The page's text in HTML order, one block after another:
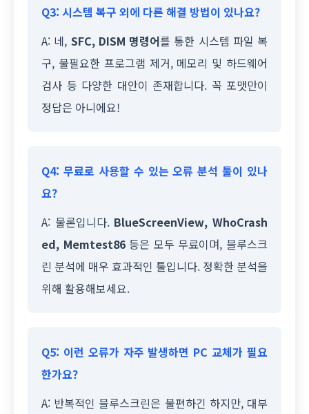
Q3: 시스템 복구 외에 다른 해결 방법이 있나요?
A: 네, SFC, DISM 명령어를 통한 시스템 파일 복
구, 불필요한 프로그램 제거, 메모리 및 하드웨어
검사 등 다양한 대안이 존재합니다. 꼭 포맷만이
정답은 아니에요!
Q4: 무료로 사용할 수 있는 오류 분석 툴이 있나
요?
A: 물론입니다. BlueScreenView, WhoCrash
ed, Memtest86등은 모두 무료이며, 블루스크
린 분석에 매우 효과적인 툴입니다. 정확한 분석을
위해 활용해보세요.
Q5: 이런 오류가 자주 발생하면 PC 교체가 필요
한가요?
A: 반복적인 블루스크린은 불편하긴 하지만, 대부